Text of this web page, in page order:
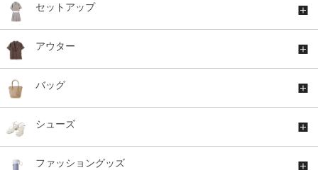
セットアップ
アウター
バッグ
シューズ
ファッショングッズ